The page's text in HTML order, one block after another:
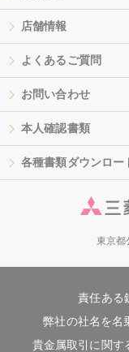
店舗情報
よくあるご質問
お問い合わせ
本人確認書類
各種書類ダウンロー
東京都
責任ある
弊社の社名を名
貴金属取引に関す